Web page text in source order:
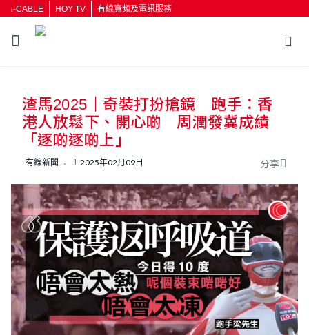
i-CABLE HOY TV 有線寬頻及電訊服務
按輸入鍵開始搜尋
渣馬2025｜奇裝打扮搶鏡 跑手：香
港人放鬆下、開心啲 周潤發冀成績
「逐啲逐啲上」
有線新聞 2025年02月09日 分享